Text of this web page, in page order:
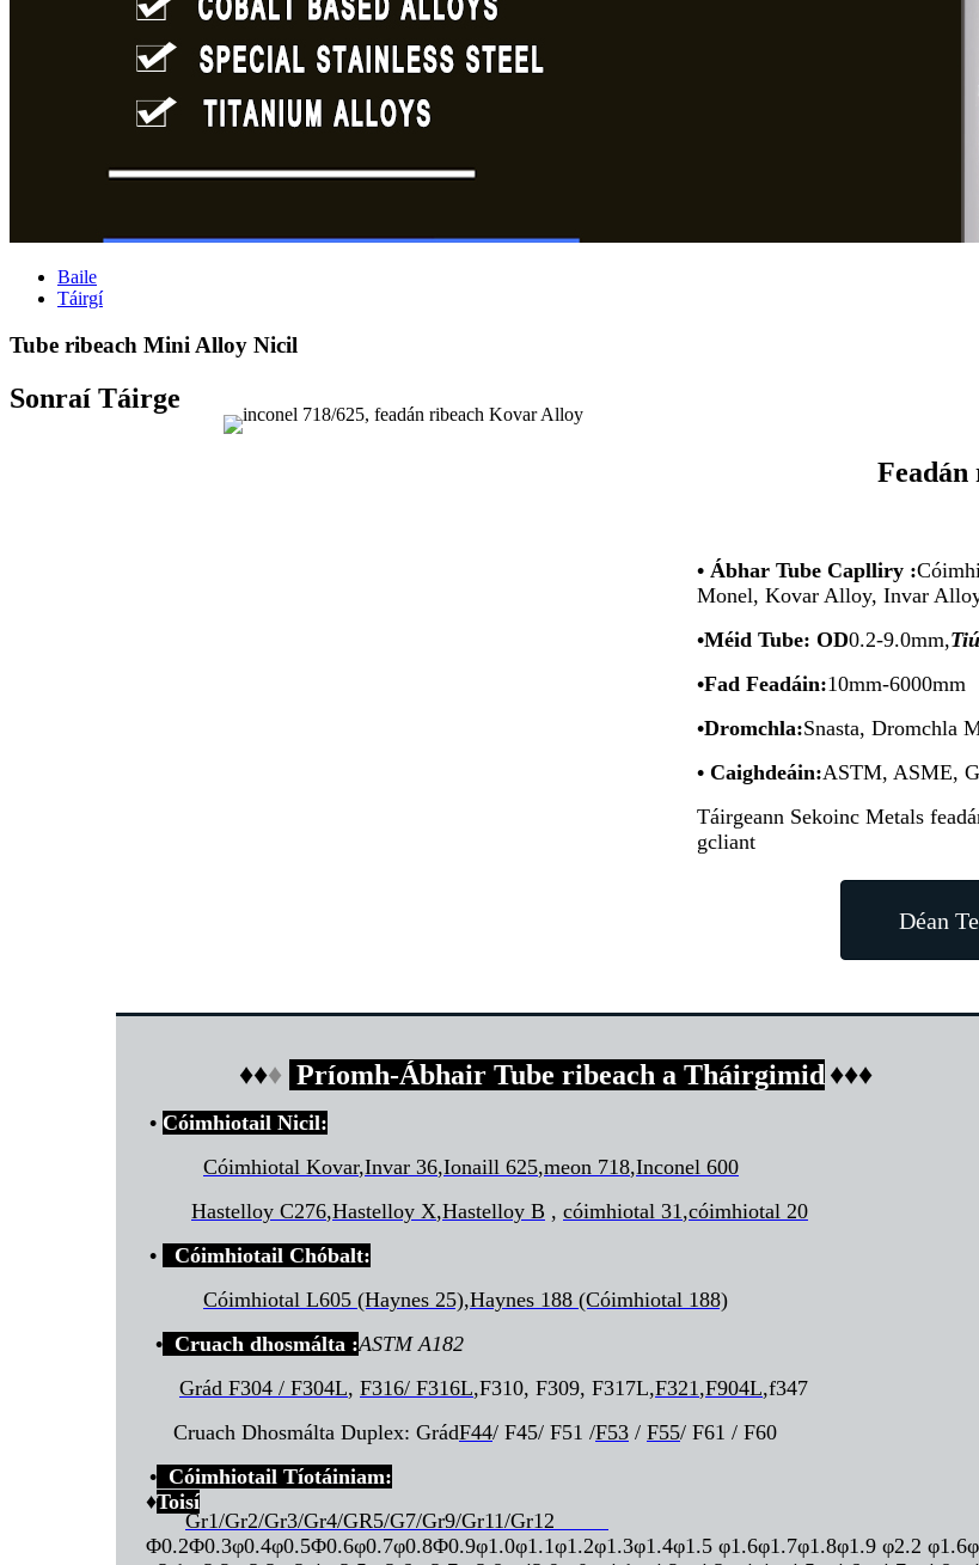
Baile
Táirgí
Tube ribeach Mini Alloy Nicil
Sonraí Táirge
• Ábhar Tube Caplliry :
Monel, Kovar Alloy, Invar
•Méid Tube: OD0.2-9.0mm,
•Fad Feadáin:10mm-6000mm
•Dromchla:Snasta, Dromchla
• Caighdeáin:ASTM, ASME,
Táirgeann Sekoinc Metals
gcliant
Déan
♦♦♦ Príomh-Ábhair Tube ribeach a Tháirgimid ♦♦♦
• Cóimhiotail Nicil:
Cóimhiotal Kovar,Invar 36,Ionaill 625,meon 718,Inconel 600
Hastelloy C276,Hastelloy X,Hastelloy B , cóimhiotal 31 ,cóimhiotal 20
•
Cóimhiotail Chóbalt:
Cóimhiotal L605 (Haynes 25),Haynes 188 (Cóimhiotal 188)
• Cruach dhosmálta :ASTM A182
Grád F304 / F304L, F316/ F316L,F310, F309, F317L,F321 ,F904L,f347
Cruach Dhosmálta Duplex: GrádF44/ F45/ F51 /F53 / F55/ F61 / F60
• Cóimhiotail Tíotáiniam:
Gr1/Gr2/Gr3/Gr4/GR5/G7/Gr9/Gr11/Gr12
♦Toisí
Φ0.2Φ0.3φ0.4φ0.5Φ0.6φ0.7φ0.8Φ0.9φ1.0φ1.1φ1.2φ1.3φ1.4φ1.5 φ1.6φ1.7φ1.8φ1.9 φ2.2